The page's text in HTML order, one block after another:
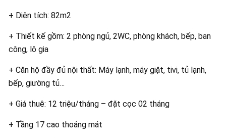
+ Diện tích: 82m2
+ Thiết kế gồm: 2 phòng ngủ, 2WC, phòng khách, bếp, ban
công, lô gia
+ Căn hộ đầy đủ nội thất: Máy lạnh, máy giặt, tivi, tủ lạnh,
bếp, giường tủ…
+ Giá thuê: 12 triệu/tháng – đặt cọc 02 tháng
+ Tầng 17 cao thoáng mát